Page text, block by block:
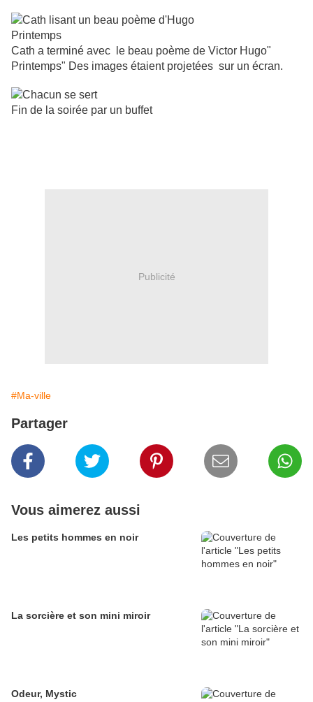
Cath a terminé avec le beau poème de Victor Hugo"
Printemps" Des images étaient projetées sur un écran.
Fin de la soirée par un buffet
Publicité
#Ma-ville
Partager
Vous aimerez aussi
Les petits hommes en noir
La sorcière et son mini miroir
Odeur, Mystic